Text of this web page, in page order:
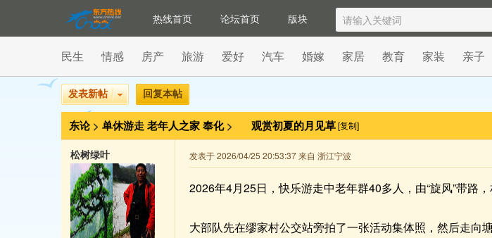
热线首页 论坛首页 版块
民生 情感 房产 旅游 爱好 汽车 婚嫁 家居 教育 家装 亲子
发表新帖 回复本帖
东论 > 单休游走老年人之家奉化 > 观赏初夏的月见草[复制]
发表于 2026/04/25 20:53:37 来自 浙江宁波
2026年4月25日，快乐游走中老年群40多人，由“旋风”带路
大部队先在缪家村公交站旁拍了一张活动集体照，然后走向
松树绿叶